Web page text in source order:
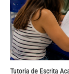
Tutoria de Escrita